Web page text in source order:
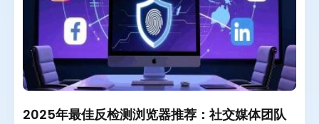
2025年最佳反检测浏览器推荐：社交媒体团队